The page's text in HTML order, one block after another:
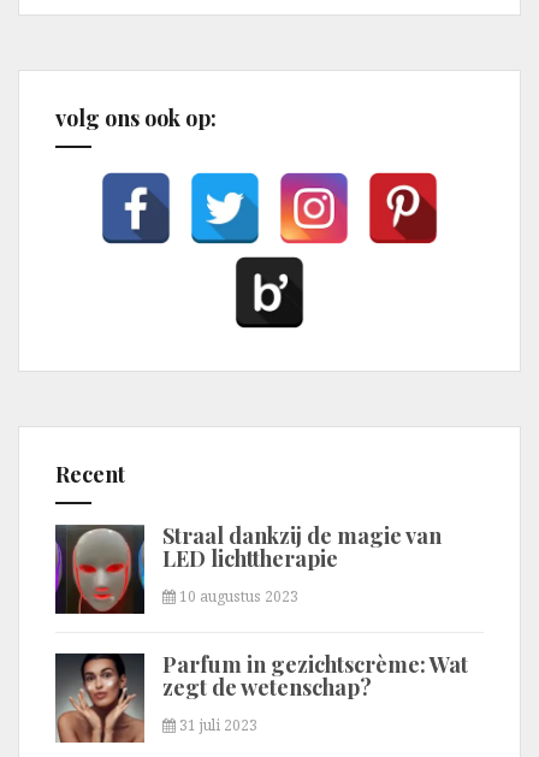
volg ons ook op:
Recent
Straal dankzij de magie van
LED lichttherapie
10 augustus 2023
Parfum in gezichtscrème: Wat
zegt de wetenschap?
31 juli 2023